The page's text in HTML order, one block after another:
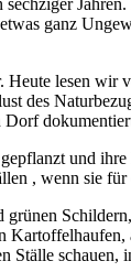
ganz
lesen
des
Dorf
und
, wenn sie